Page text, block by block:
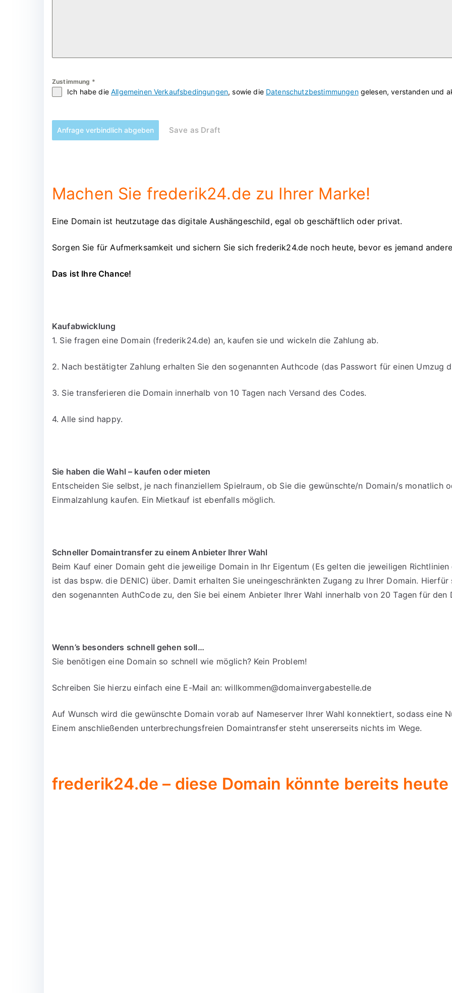
Zustimmung *
Ich habe dieAllgemeinen Verkaufsbedingungen, sowie die Datenschutzbestimmungengelesen, verstanden und
Anfrage verbindlich abgeben Save as Draft
Machen Sie frederik24.de zu Ihrer Marke!
Eine Domain ist heutzutage das digitale Aushängeschild, egal ob geschäftlich oder privat.
Sorgen Sie für Aufmerksamkeit und sichern Sie sich frederik24.de noch heute, bevor es jemand
Das ist Ihre Chance!
Kaufabwicklung
1. Sie fragen eine Domain (frederik24.de) an, kaufen sie und wickeln die Zahlung ab.
2. Nach bestätigter Zahlung erhalten Sie den sogenannten Authcode (das Passwort für einen Umzug
3. Sie transferieren die Domain innerhalb von 10 Tagen nach Versand des Codes.
4. Alle sind happy.
Sie haben die Wahl – kaufen oder mieten
Entscheiden Sie selbst, je nach finanziellem Spielraum, ob Sie die gewünschte/n Domain/s monatlich
Einmalzahlung kaufen. Ein Mietkauf ist ebenfalls möglich.
Schneller Domaintransfer zu einem Anbieter Ihrer Wahl
Beim Kauf einer Domain geht die jeweilige Domain in Ihr Eigentum (Es gelten die jeweiligen
ist das bspw. die DENIC) über. Damit erhalten Sie uneingeschränkten Zugang zu Ihrer Domain.
den sogenannten AuthCode zu, den Sie bei einem Anbieter Ihrer Wahl innerhalb von 20 Tagen für den
Wenn’s besonders schnell gehen soll…
Sie benötigen eine Domain so schnell wie möglich? Kein Problem!
Schreiben Sie hierzu einfach eine E-Mail an:willkommen@domainvergabestelle.de
Auf Wunsch wird die gewünschte Domain vorab auf Nameserver Ihrer Wahl konnektiert, sodass eine
Einem anschließenden unterbrechungsfreien Domaintransfer steht unsererseits nichts im Wege.
frederik24.de – diese Domain könnte bereits